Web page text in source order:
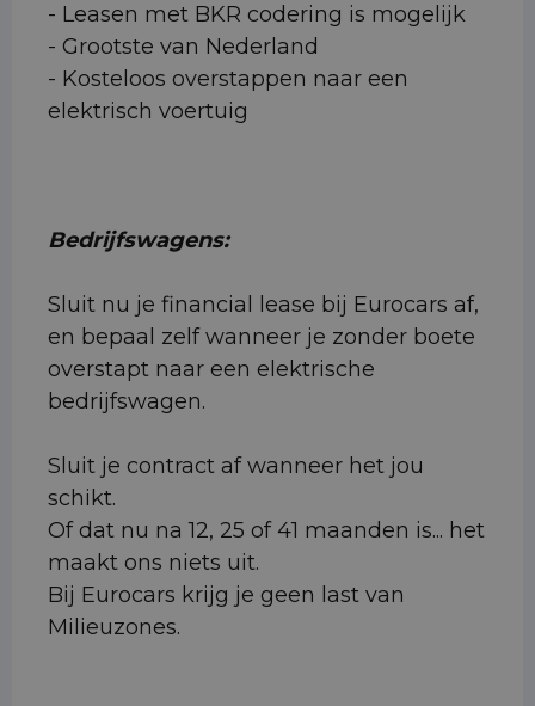
- Leasen met BKR codering is mogelijk
- Grootste van Nederland
- Kosteloos overstappen naar een
elektrisch voertuig
Bedrijfswagens:
Sluit nu je financial lease bij Eurocars af,
en bepaal zelf wanneer je zonder boete
overstapt naar een elektrische
bedrijfswagen.
Sluit je contract af wanneer het jou
schikt.
Of dat nu na 12, 25 of 41 maanden is... het
maakt ons niets uit.
Bij Eurocars krijg je geen last van
Milieuzones.